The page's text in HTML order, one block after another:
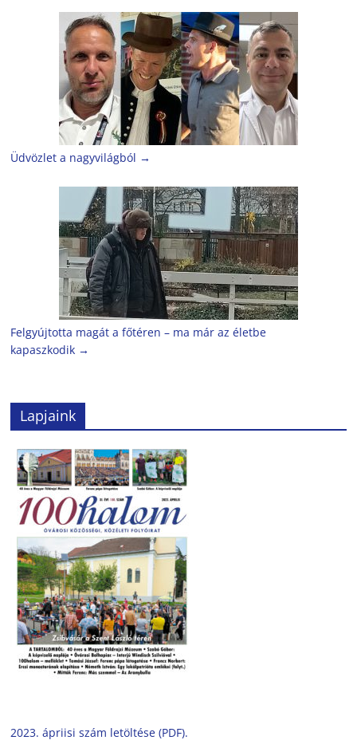
Üdvözlet a nagyvilágból →
Felgyújtotta magát a főtéren – ma már az életbe
kapaszkodik →
Lapjaink
2023. ápriisi szám letöltése (PDF).